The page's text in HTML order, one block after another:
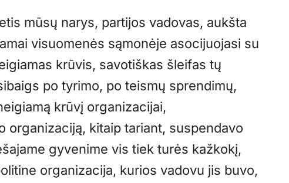
mūsų narys, partijos vadovas, aukšta
visuomenės sąmonėje asocijuojasi su
krūvis, savotiškas šleifas tų
po tyrimo, po teismų sprendimų,
krūvį organizacijai,
organizaciją, kitaip tariant, suspendavo
gyvenime vis tiek turės kažkokį,
organizacija, kurios vadovu jis buvo,